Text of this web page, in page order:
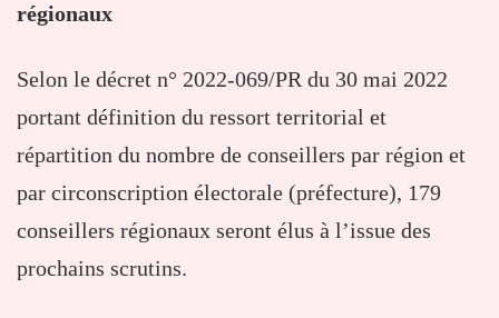
régionaux
Selon le décret n° 2022-069/PR du 30 mai 2022
portant définition du ressort territorial et
répartition du nombre de conseillers par région et
par circonscription électorale (préfecture), 179
conseillers régionaux seront élus à l’issue des
prochains scrutins.